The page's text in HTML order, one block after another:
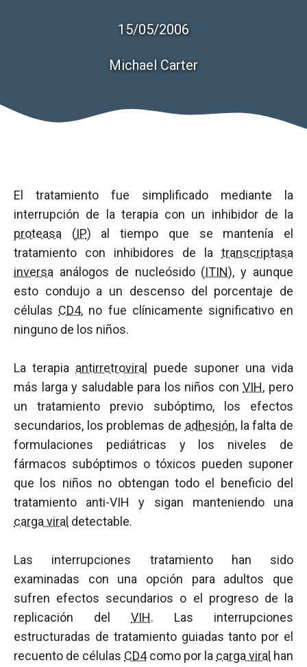
15/05/2006
Michael Carter
El tratamiento fue simplificado mediante la
interrupción de la terapia con un inhibidor de la
proteasa (IP) al tiempo que se mantenía el
tratamiento con inhibidores de la transcriptasa
inversa análogos de nucleósido (ITIN), y aunque
esto condujo a un descenso del porcentaje de
células CD4, no fue clínicamente significativo en
ninguno de los niños.
La terapia antirretroviral
puede suponer una vida
más larga y saludable para los niños conVIH, pero
un tratamiento previo subóptimo, los efectos
secundarios, los problemas de adhesión, la falta de
formulaciones pediátricas y los niveles de
fármacos subóptimos o tóxicos pueden suponer
que los niños no obtengan todo el beneficio del
tratamiento anti-VIH y sigan manteniendo una
carga viral detectable.
Las interrupciones tratamiento han sido
examinadas con una opción para adultos que
sufren efectos secundarios o el progreso de la
replicación del VIH. Las interrupciones
estructuradas de tratamiento guiadas tanto por el
recuento de células CD4como por la carga viral han